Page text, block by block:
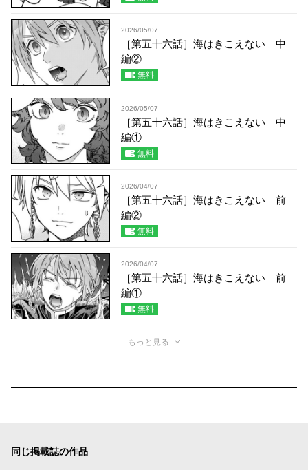
2026/05/07
［第五十六話］海はきこえない 中
編②
無料
2026/05/07
［第五十六話］海はきこえない 中
編①
無料
2026/04/07
［第五十六話］海はきこえない 前
編②
無料
2026/04/07
［第五十六話］海はきこえない 前
編①
無料
もっと見る
同じ掲載誌の作品